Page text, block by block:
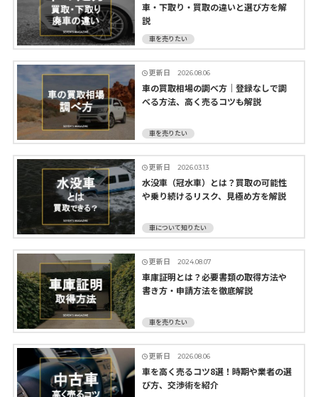
車・下取り・買取の違いと選び方を解
説
車を売りたい
更新日 2026.08.06
車の買取相場の調べ方｜登録なしで調
べる方法、高く売るコツも解説
車を売りたい
更新日 2026.03.13
水没車（冠水車）とは？買取の可能性
や乗り続けるリスク、見極め方を解説
車について知りたい
更新日 2024.08.07
車庫証明とは？必要書類の取得方法や
書き方・申請方法を徹底解説
車を売りたい
更新日 2026.08.06
車を高く売るコツ8選！時期や業者の選
び方、交渉術を紹介